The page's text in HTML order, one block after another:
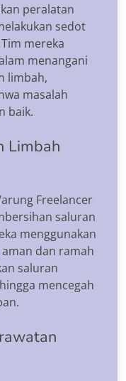
peralatan
sedot
mereka
menangani
limbah,
masalah
baik.
Limbah
Freelancer
saluran
menggunakan
dan ramah
saluran
mencegah